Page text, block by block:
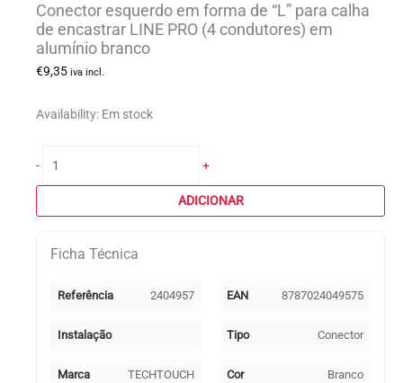
Conector esquerdo em forma de “L” para calha
de encastrar LINE PRO (4 condutores) em
alumínio branco
€9,35 iva incl.
Availability: Em stock
-
esquerdo
forma
calha
encastrar
+
ADICIONAR
Ficha Técnica
Referência 2404957 EAN 8787024049575
Instalação Tipo Conector
Marca TECHTOUCH Cor Branco